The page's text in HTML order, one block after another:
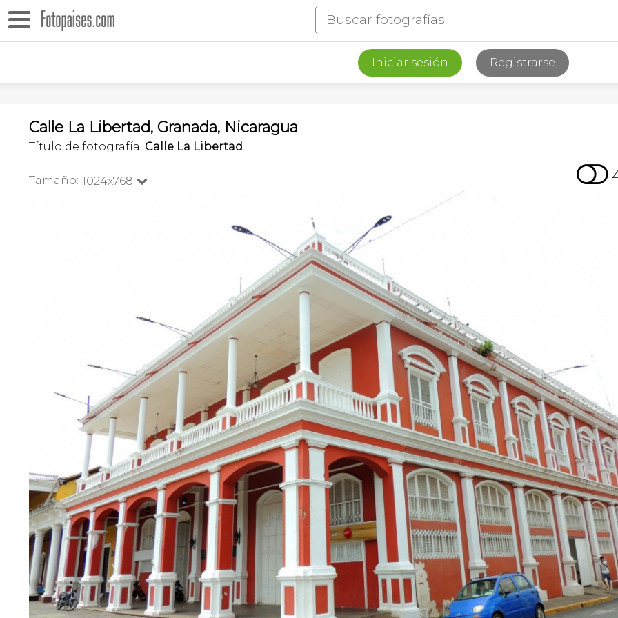
Iniciar sesión Registrarse
Calle La Libertad, Granada, Nicaragua
Título de fotografía: Calle La Libertad
Tamaño: 1024x768  